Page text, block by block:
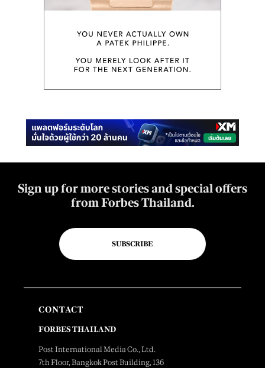
Sign up for more stories and special offers
from Forbes Thailand.
SUBSCRIBE
CONTACT
FORBES THAILAND
Post International Media Co., Ltd.
7th Floor, Bangkok Post Building, 136